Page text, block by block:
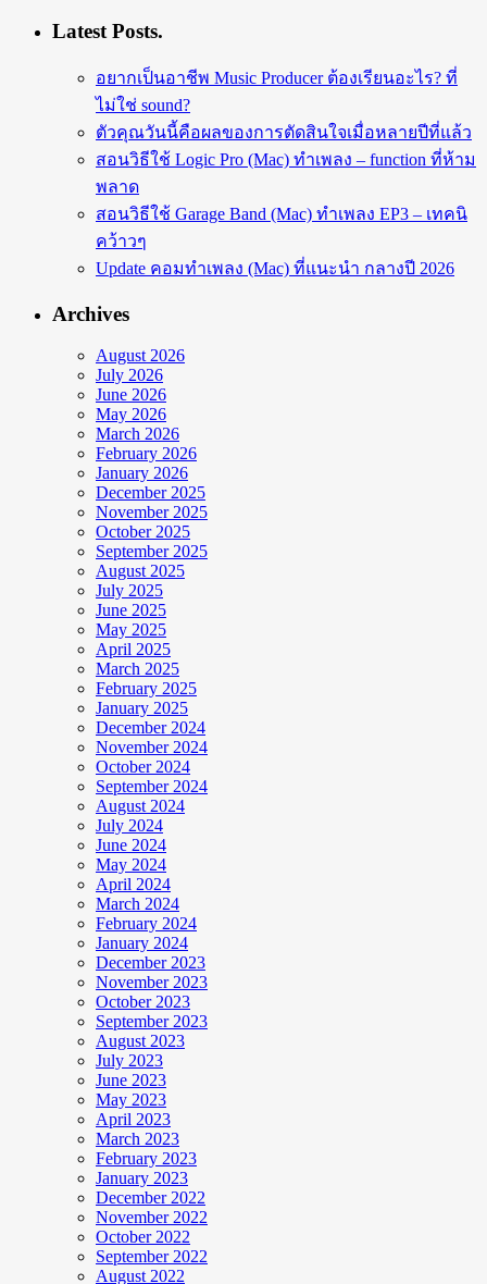
Latest Posts.
อยากเป็นอาชีพ Music Producer ต้องเรียนอะไร? ที่
ไม่ใช่ sound?
ตัวคุณวันนี้คือผลของการตัดสินใจเมื่อหลายปีที่แล้ว
สอนวิธีใช้ Logic Pro (Mac) ทำเพลง – function ที่ห้าม
พลาด
สอนวิธีใช้ Garage Band (Mac) ทำเพลง EP3 – เทคนิ
คว้าวๆ
Update คอมทำเพลง (Mac) ที่แนะนำ กลางปี 2026
Archives
August 2026
July 2026
June 2026
May 2026
March 2026
February 2026
January 2026
December 2025
November 2025
October 2025
September 2025
August 2025
July 2025
June 2025
May 2025
April 2025
March 2025
February 2025
January 2025
December 2024
November 2024
October 2024
September 2024
August 2024
July 2024
June 2024
May 2024
April 2024
March 2024
February 2024
January 2024
December 2023
November 2023
October 2023
September 2023
August 2023
July 2023
June 2023
May 2023
April 2023
March 2023
February 2023
January 2023
December 2022
November 2022
October 2022
September 2022
August 2022